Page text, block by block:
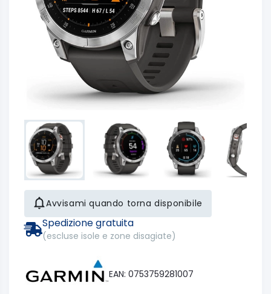
Avvisami quando torna disponibile
Spedizione gratuita
(escluse isole e zone disagiate)
EAN: 0753759281007